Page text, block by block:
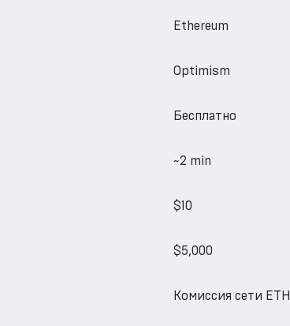
Ethereum
Optimism
Бесплатно
~2 min
$10
$5,000
Комиссия сети ETH